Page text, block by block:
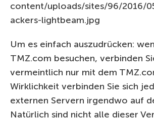
content/uploads/sites/96/2016/
ackers-lightbeam.jpg
Um es einfach auszudrücken:
TMZ.com besuchen, verbinden
vermeintlich nur mit dem
Wirklichkeit verbinden Sie sich
externen Servern irgendwo auf
Natürlich sind nicht alle dieser